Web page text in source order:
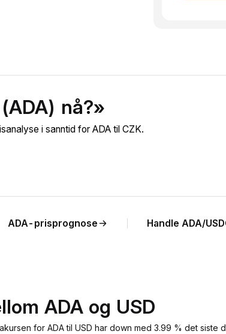
nå?»
i sanntid for ADA til CZK.
ADA-prisprognose Handle ADA/
ADA og USD
for ADA til USD har down med 3.99 % det